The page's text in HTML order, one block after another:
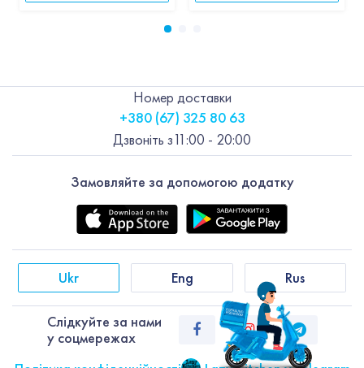
Замовляйте за допомогою додатку
Слiдкуйте за нами
у соцмережах
Ukr Eng Rus
Номер доставки
+380 (67) 325 80 63
Дзвоніть з11:00 - 20:00